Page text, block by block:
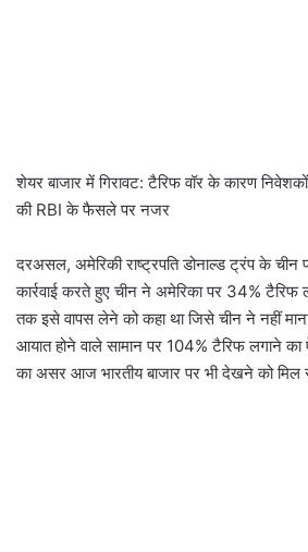
शेयर बाजार में गिरावट: टैरिफ वॉर के कारण
की RBI के फैसले पर नजर
दरअसल, अमेरिकी राष्ट्रपति डोनाल्ड ट्रंप के चीन
कार्रवाई करते हुए चीन ने अमेरिका पर 34%
तक इसे वापस लेने को कहा था जिसे चीन ने नहीं
आयात होने वाले सामान पर 104% टैरिफ लगाने का
का असर आज भारतीय बाजार पर भी देखने को मिल